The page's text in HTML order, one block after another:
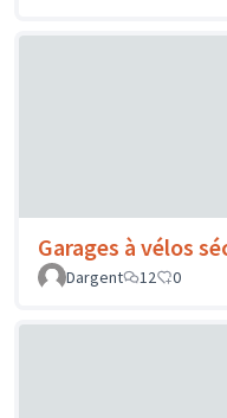
Garages à vélos
Dargent
12 0